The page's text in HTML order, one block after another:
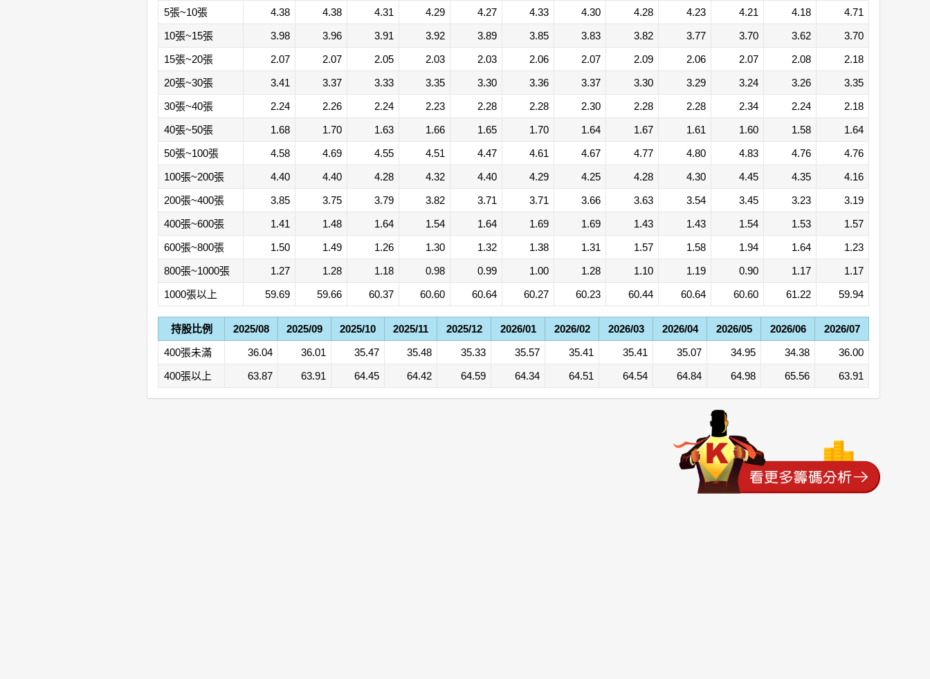
5張~10張
4.38 4.38 4.31 4.29 4.27 4.33 4.30 4.28 4.23 4.21 4.18
4.71
10張~15張
3.98 3.96 3.91 3.92 3.89 3.85 3.83 3.82 3.77 3.70 3.62
3.70
15張~20張
2.07 2.07 2.05 2.03 2.03 2.06 2.07 2.09 2.06 2.07 2.08
2.18
20張~30張
3.41 3.37 3.33 3.35 3.30 3.36 3.37 3.30 3.29 3.24 3.26
3.35
30張~40張
2.24 2.26 2.24 2.23 2.28 2.28 2.30 2.28 2.28 2.34 2.24
2.18
40張~50張
1.68 1.70 1.63 1.66 1.65 1.70 1.64 1.67 1.61 1.60 1.58
1.64
50張~100張
4.58 4.69 4.55 4.51 4.47 4.61 4.67 4.77 4.80 4.83 4.76
4.76
100張~200張
4.40 4.40 4.28 4.32 4.40 4.29 4.25 4.28 4.30 4.45 4.35
4.16
200張~400張
3.85 3.75 3.79 3.82 3.71 3.71 3.66 3.63 3.54 3.45 3.23
3.19
400張~600張
1.41 1.48 1.64 1.54 1.64 1.69 1.69 1.43 1.43 1.54 1.53
1.57
600張~800張
1.50 1.49 1.26 1.30 1.32 1.38 1.31 1.57 1.58 1.94 1.64
1.23
800張~1000張
1.27 1.28 1.18 0.98 0.99 1.00 1.28 1.10 1.19 0.90 1.17
1.17
1000張以上
59.69 59.66 60.37 60.60 60.64 60.27 60.23 60.44 60.64 60.60 61.22 59.94
持股比例 2025/08 2025/09 2025/10 2025/11 2025/12 2026/01 2026/02 2026/03 2026/04 2026/05 2026/06
2026/07
400張未滿
36.04 36.01 35.47 35.48 35.33 35.57 35.41 35.41 35.07 34.95 34.38
36.00
400張以上
63.87 63.91 64.45 64.42 64.59 64.34 64.51 64.54 64.84 64.98 65.56 63.91